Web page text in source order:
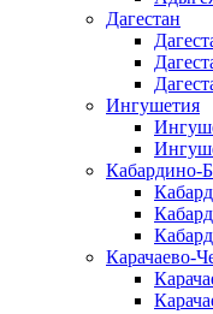
Дагестан
Ингушетия
Кабардино-
Карачаево-